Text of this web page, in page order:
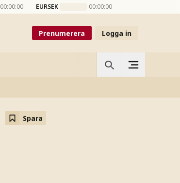
00:00:00 EURSEK 00:00:00
Prenumerera Logga in
Spara